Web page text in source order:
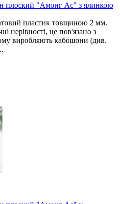
плоский "Амонг Ас" з ялинкою
пластик товщиною 2 мм.
нерівності, це пов'язано з
виробляють кабошони (див.